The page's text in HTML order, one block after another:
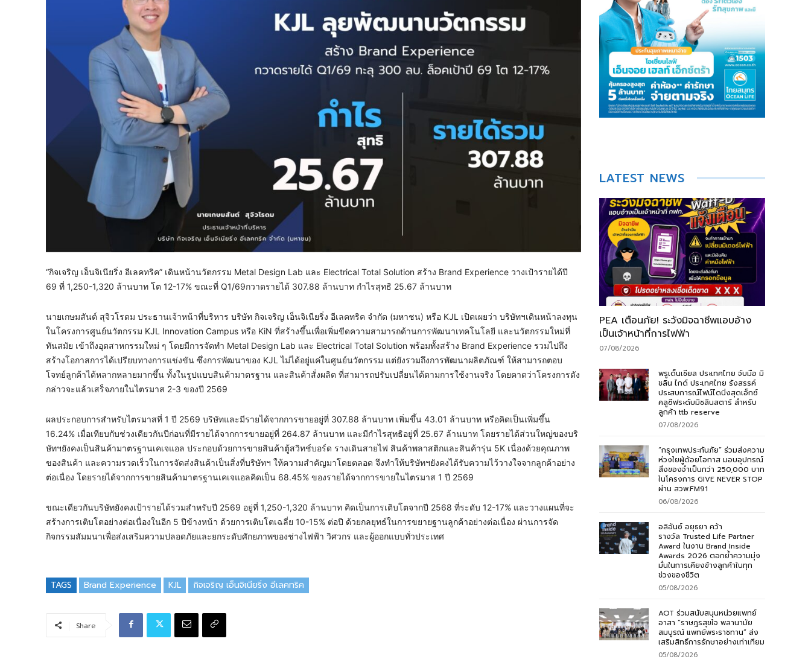
“กิจเจริญ เอ็นจิเนียริ่ง อีเลคทริค” เดินหน้านวัตกรรม Metal Design Lab และ Electrical Total Solution สร้าง Brand Experience วางเป้ารายได้ปี
69 ที่ 1,250-1,320 ล้านบาท โต 12-17% ขณะที่ Q1/69กวาดรายได้ 307.88 ล้านบาท กำไรสุทธิ 25.67 ล้านบาท
นายเกษมสันต์ สุจิวโรดม ประธานเจ้าหน้าที่บริหาร บริษัท กิจเจริญ เอ็นจิเนียริ่ง อีเลคทริค จำกัด (มหาชน) หรือ KJL เปิดเผยว่า บริษัทฯเดินหน้าลงทุน
ในโครงการศูนย์นวัตกรรม KJL Innovation Campus หรือ KiN ที่สร้างขึ้นเพื่อเพิ่มขีดความสามารถด้านการพัฒนาเทคโนโลยี และนวัตกรรมใหม่ที่
ทันสมัย เข้าถึงอุตสาหกรรมใหม่ ๆ โดยมีการจัดทำ Metal Design Lab และ Electrical Total Solution พร้อมทั้งสร้าง Brand Experience รวมไปถึง
สร้างโอกาสการได้เปรียบทางการแข่งขัน ซึ่งการพัฒนาของ KJL ไม่ได้อยู่แค่ในศูนย์นวัตกรรม แต่ยังรวมถึงการพัฒนาผลิตภัณฑ์ ให้สามารถตอบ
โจทย์ลูกค้าได้หลากหลายมากขึ้น ทั้งในรูปแบบสินค้ามาตรฐาน และสินค้าสั่งผลิต ที่สามารถปรับเปลี่ยนได้ตามการใช้งานจริง โดยคาดว่าโครงการดัง
กล่าวจะแล้วเสร็จภายในไตรมาส 2-3 ของปี 2569
ผลประกอบการสำหรับไตรมาสที่ 1 ปี 2569 บริษัทและมีรายได้จากการขายอยู่ที่ 307.88 ล้านบาท เพิ่มขึ้น 43.01 ล้านบาท หรือคิดเป็นเพิ่มขึ้น
16.24% เมื่อเทียบกับช่วงเดียวกันปีก่อนที่มีรายได้จากการขายอยู่ที่ 264.87 ล้านบาท และมีกำไรสุทธิอยู่ที่ 25.67 ล้านบาท โดยรายได้ส่วนใหญ่ของบริ
ษัทฯยังคงเป็นสินค้ามาตรฐานเคเจแอล ประกอบด้วยการขายสินค้าตู้สวิทช์บอร์ด รางเดินสายไฟ สินค้าพลาสติกและสินค้ารุ่น 5K เนื่องด้วยคุณภาพ
ของสินค้า และความรวดเร็วในการจัดส่งสินค้าเป็นสิ่งที่บริษัทฯ ให้ความสําคัญมาโดยตลอด จึงทําให้บริษัทฯยังคงได้รับความไว้วางใจจากลูกค้าอย่าง
ต่อเนื่อง โดยรายได้จากการขายสินค้ามาตรฐานเคเจแอลคิดเป็น 68.45% ของรายได้จากการขายในไตรมาส 1 ปี 2569
ขณะเดียวกันบริษัทยังคงเป้ารายได้รวมสำหรับปี 2569 อยู่ที่ 1,250-1,320 ล้านบาท คิดเป็นการเติบโตจากปี 2568 ที่ระดับ 12-17% และวางแผนที่จะ
สร้างการเติบโตอย่างต่อเนื่องในอีก 5 ปีข้างหน้า ด้วยการเติบโตเฉลี่ย 10-15% ต่อปี ด้วยกลยุทธ์ในการขยายฐานลูกค้าอย่างต่อเนื่อง ผ่านการจัด
กิจกรรมสัมมนาเพื่อส่งเสริมความปลอดภัยและยกระดับศักยภาพของช่างไฟฟ้า วิศวกร และผู้ออกแบบทั่วประเทศ
TAGS Brand Experience KJL กิจเจริญ เอ็นจิเนียริ่ง อีเลคทริค
Share
LATEST NEWS
PEA เตือนภัย! ระวังมิจฉาชีพแอบอ้าง
เป็นเจ้าหน้าที่การไฟฟ้า
07/08/2026
พรูเด็นเชียล ประเทศไทย จับมือ มิ
ชลิน ไกด์ ประเทศไทย รังสรรค์
ประสบการณ์ไฟน์ไดนิ่งสุดเอ็กซ์
คลูซีฟระดับมิชลินสตาร์ สำหรับ
ลูกค้า ttb reserve
07/08/2026
“กรุงเทพประกันภัย” ร่วมส่งความ
ห่วงใยผู้ด้อยโอกาส มอบอุปกรณ์
สิ่งของจำเป็นกว่า 250,000 บาท
ในโครงการ GIVE NEVER STOP
ผ่าน สวพ.FM91
06/08/2026
อลิอันซ์ อยุธยา คว้า
รางวัล Trusted Life Partner
Award ในงาน Brand Inside
Awards 2026 ตอกย้ำความมุ่ง
มั่นในการเคียงข้างลูกค้าในทุก
ช่วงของชีวิต
05/08/2026
AOT ร่วมสนับสนุนหน่วยแพทย์
อาสา “ราษฎรสุขใจ พลานามัย
สมบูรณ์ แพทย์พระราชทาน” ส่ง
เสริมสิทธิ์การรักษาอย่างเท่าเทียม
05/08/2026